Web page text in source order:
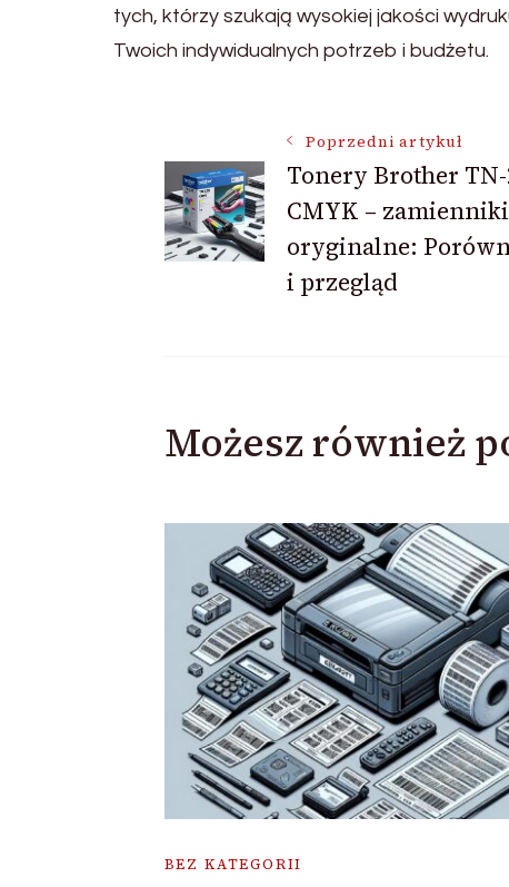
tych, którzy szukają wysokiej jakości
Twoich indywidualnych potrzeb i budżetu.
Nawigacja
wpisu
Poprzedni artykuł
Tonery Brother TN-
CMYK –
oryginalne:
i przegląd
Możesz również
BEZ KATEGORII